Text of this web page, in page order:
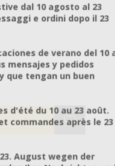
Άνθρακα CO2.
dal 10 agosto al 23
e ordini dopo il 23
de verano del 10
mensajes y pedidos
que tengan un buen
d'été du 10 au 23 août.
commandes après le 23
August wegen der